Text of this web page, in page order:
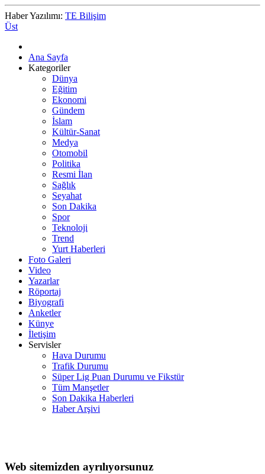
Haber Yazılımı: TE Bilişim
Üst
Ana Sayfa
Kategoriler
Dünya
Eğitim
Ekonomi
Gündem
İslam
Kültür-Sanat
Medya
Otomobil
Politika
Resmi İlan
Sağlık
Seyahat
Son Dakika
Spor
Teknoloji
Trend
Yurt Haberleri
Foto Galeri
Video
Yazarlar
Röportaj
Biyografi
Anketler
Künye
İletişim
Servisler
Hava Durumu
Trafik Durumu
Süper Lig Puan Durumu ve Fikstür
Tüm Manşetler
Son Dakika Haberleri
Haber Arşivi
Web sitemizden ayrılıyorsunuz